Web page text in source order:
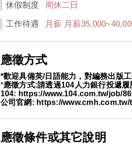
休假制度 周休二日
工作待遇 月薪 月薪
應徵方式
*歡迎具備英/日語能力，對編務出版
*應徵方式:請透過104人力銀行投遞
104: https://www.104.com.tw/job/
公司官網: https://
應徵條件或其它說明